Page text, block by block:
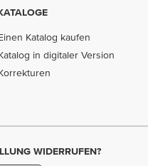
Katalog kaufen
in digitaler Version
WIDERRUFEN?